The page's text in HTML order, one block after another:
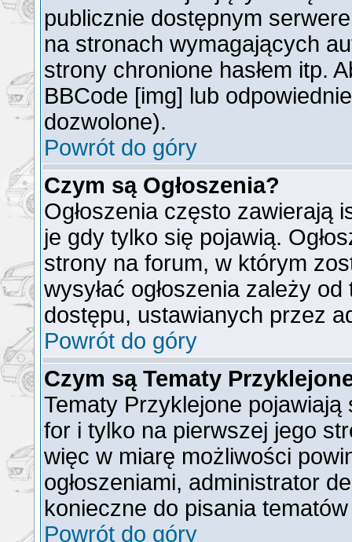
publicznie dostępnym
na stronach wymagających
strony chronione hasłem itp.
BBCode [img] lub
dozwolone).
Powrót do góry
Czym są Ogłoszenia?
Ogłoszenia często zawierają
je gdy tylko się pojawią.
strony na forum, w którym
wysyłać ogłoszenia zależy
dostępu, ustawianych przez
Powrót do góry
Czym są Tematy
Tematy Przyklejone pojawiają
for i tylko na pierwszej jego
więc w miarę możliwości
ogłoszeniami, administrator
konieczne do pisania
Powrót do góry